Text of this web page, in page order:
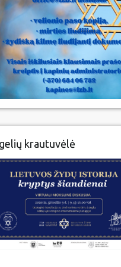
krautuvėlė